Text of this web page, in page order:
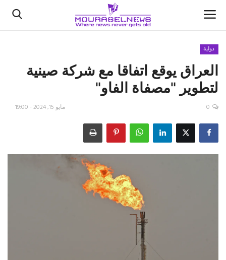
الأخبار
كتّابنا
اقتصاد
دولية
العراق يوقع اتفاقا مع شركة صينية
لتطوير "مصفاة الفاو"
مايو 15, 2024 - 19:00 0